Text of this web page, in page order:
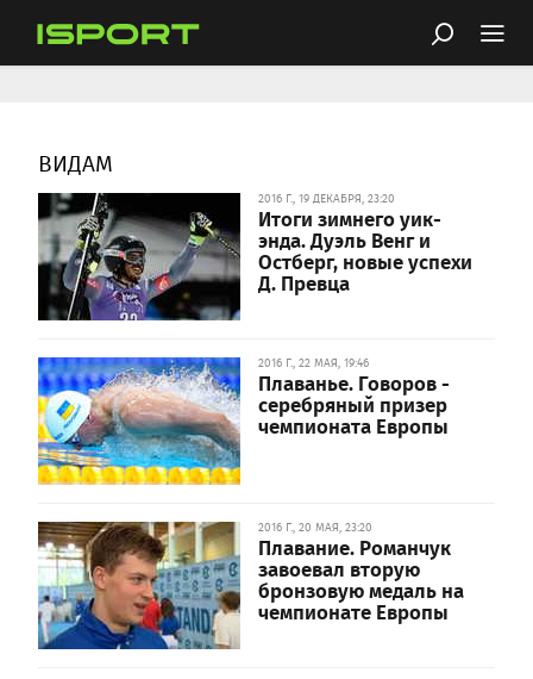
ВИДАМ
2016 Г., 19 ДЕКАБРЯ, 23:20
Итоги зимнего уик-
энда. Дуэль Венг и
Остберг, новые успехи
Д. Превца
2016 Г., 22 МАЯ, 19:46
Плаванье. Говоров -
серебряный призер
чемпионата Европы
2016 Г., 20 МАЯ, 23:20
Плавание. Романчук
завоевал вторую
бронзовую медаль на
чемпионате Европы